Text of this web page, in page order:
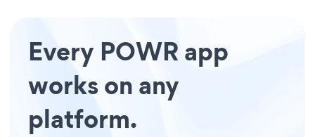
Every POWR app
works on any
platform.